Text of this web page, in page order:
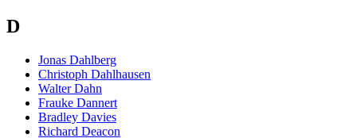
D
Jonas Dahlberg
Christoph Dahlhausen
Walter Dahn
Frauke Dannert
Bradley Davies
Richard Deacon